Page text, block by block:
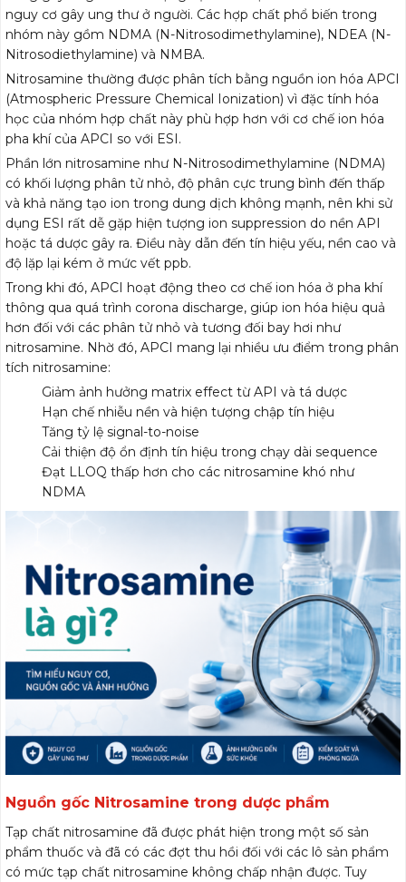
nguy cơ gây ung thư ở người. Các hợp chất phổ biến trong
nhóm này gồm NDMA (N-Nitrosodimethylamine), NDEA (N-
Nitrosodiethylamine) và NMBA.
Nitrosamine thường được phân tích bằng nguồn ion hóa APCI
(Atmospheric Pressure Chemical Ionization) vì đặc tính hóa
học của nhóm hợp chất này phù hợp hơn với cơ chế ion hóa
pha khí của APCI so với ESI.
Phần lớn nitrosamine như N-Nitrosodimethylamine (NDMA)
có khối lượng phân tử nhỏ, độ phân cực trung bình đến thấp
và khả năng tạo ion trong dung dịch không mạnh, nên khi sử
dụng ESI rất dễ gặp hiện tượng ion suppression do nền API
hoặc tá dược gây ra. Điều này dẫn đến tín hiệu yếu, nền cao và
độ lặp lại kém ở mức vết ppb.
Trong khi đó, APCI hoạt động theo cơ chế ion hóa ở pha khí
thông qua quá trình corona discharge, giúp ion hóa hiệu quả
hơn đối với các phân tử nhỏ và tương đối bay hơi như
nitrosamine. Nhờ đó, APCI mang lại nhiều ưu điểm trong phân
tích nitrosamine:
Giảm ảnh hưởng matrix effect từ API và tá dược
Hạn chế nhiễu nền và hiện tượng chập tín hiệu
Tăng tỷ lệ signal-to-noise
Cải thiện độ ổn định tín hiệu trong chạy dài sequence
Đạt LLOQ thấp hơn cho các nitrosamine khó như
NDMA
Nguồn gốc Nitrosamine trong dược phẩm
Tạp chất nitrosamine đã được phát hiện trong một số sản
phẩm thuốc và đã có các đợt thu hồi đối với các lô sản phẩm
có mức tạp chất nitrosamine không chấp nhận được. Tuy